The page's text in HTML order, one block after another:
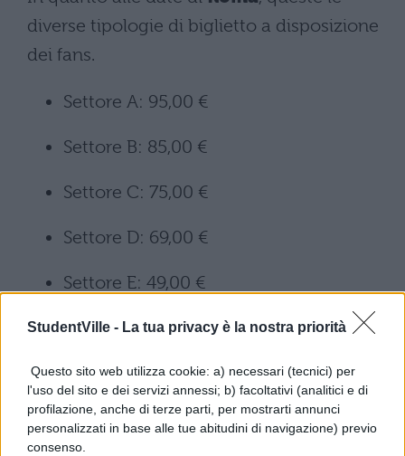
StudentVille - La tua privacy è la nostra priorità
Questo sito web utilizza cookie: a) necessari (tecnici) per
l'uso del sito e dei servizi annessi; b) facoltativi (analitici e di
profilazione, anche di terze parti, per mostrarti annunci
personalizzati in base alle tue abitudini di navigazione) previo
consenso.
diverse tipologie di biglietto a disposizione
dei fans.
Settore A: 95,00 €
Settore B: 85,00 €
Settore C: 75,00 €
Settore D: 69,00 €
Settore E: 49,00 €
In quanto alle date diPompei:
Poltronissima Gold: 105,00€
Poltronissima: 100,00€